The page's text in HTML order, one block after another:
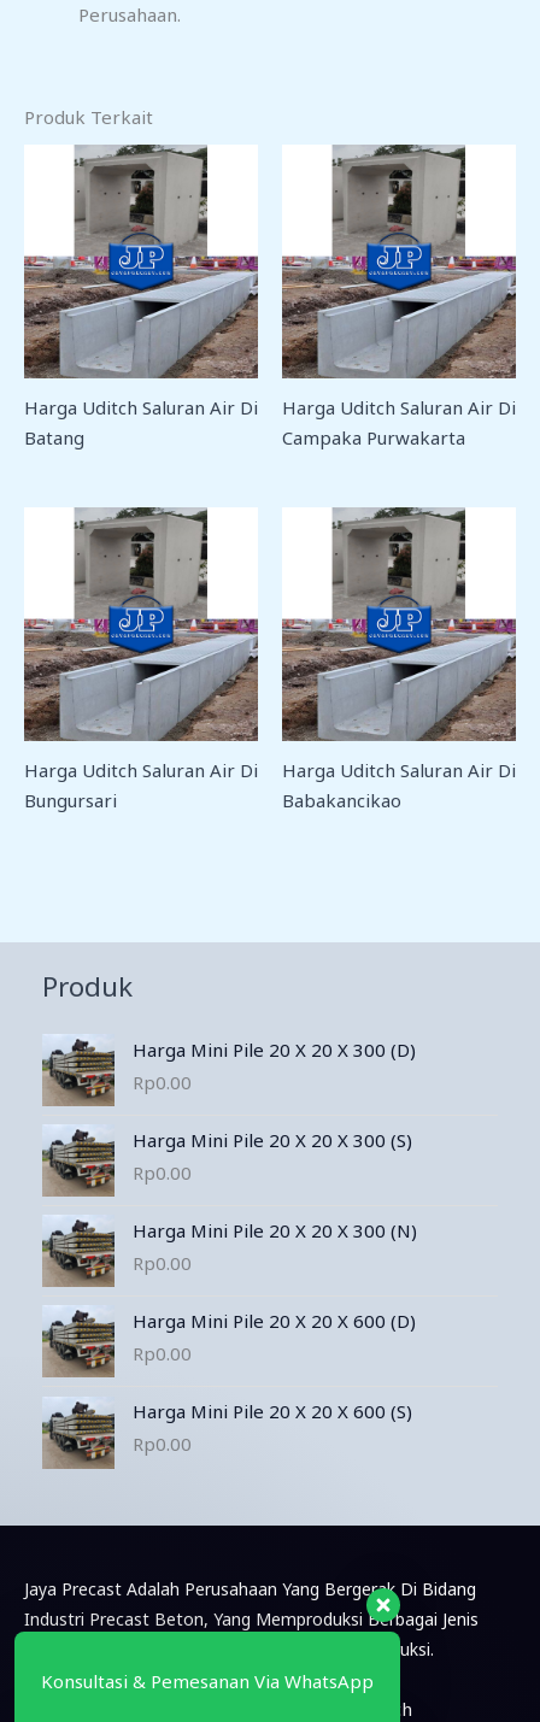
Perusahaan.
Produk Terkait
Harga Uditch Saluran Air Di
Batang
Harga Uditch Saluran Air Di
Campaka Purwakarta
Harga Uditch Saluran Air Di
Bungursari
Harga Uditch Saluran Air Di
Babakancikao
Produk
Harga Mini Pile 20 X 20 X 300 (D)
Rp0.00
Harga Mini Pile 20 X 20 X 300 (S)
Rp0.00
Harga Mini Pile 20 X 20 X 300 (N)
Rp0.00
Harga Mini Pile 20 X 20 X 600 (D)
Rp0.00
Harga Mini Pile 20 X 20 X 600 (S)
Rp0.00
Jaya Precast Adalah Perusahaan Yang Bergerak Di Bidang
Industri Precast Beton, Yang Memproduksi Berbagai Jenis
Produk Beton Pracetak Untuk Keperluan Konstruksi.
U Ditch
Konsultasi & Pemesanan Via WhatsApp